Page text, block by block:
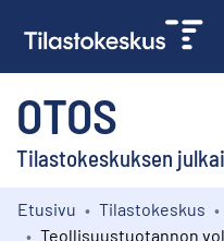
OTOS
Tilastokeskuksen
Kokoelmat
Etusivu Tilastokeskus